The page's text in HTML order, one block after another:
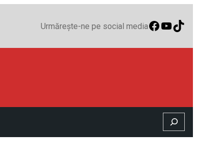
Urmărește-ne pe social media
Search